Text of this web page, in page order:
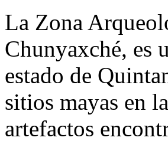
La Zona
Chunyaxché, es
estado de
sitios mayas en
artefactos